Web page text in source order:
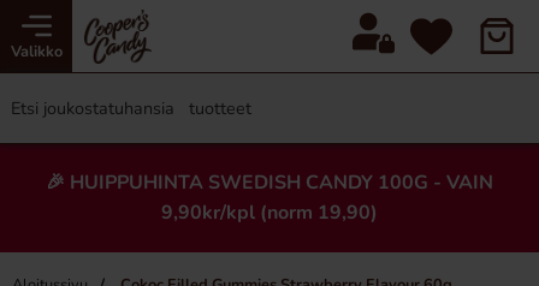
Valikko
🎉 HUIPPUHINTA SWEDISH CANDY 100G - VAIN
9,90kr/kpl (norm 19,90)